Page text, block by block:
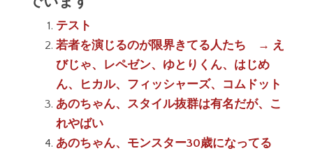
テスト
若者を演じるのが限界きてる人たち → え
びじゃ、レペゼン、ゆとりくん、はじめ
ん、ヒカル、フィッシャーズ、コムドット
あのちゃん、スタイル抜群は有名だが、こ
れやばい
あのちゃん、モンスター30歳になってる